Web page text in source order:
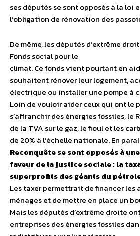
ses députés se sont opposés à la loi
l’obligation de rénovation des
De même, les députés d’extrême
Fonds social pour le
climat. Ce fonds vient pourtant en
souhaitent rénover leur logement,
électrique ou installer une pompe à
Loin de vouloir aider ceux qui ont le
s’affranchir des énergies fossiles, le
de la TVA sur le gaz, le fioul et les
de 20% à l’échelle nationale. En
Reconquêtese sont opposésà
faveur de la justice sociale : la
superprofits desgéantsdu
Les taxer permettrait de financer les
ménages et de mettre en place un
Mais les députés d’extrême droite
entreprises des énergies fossiles